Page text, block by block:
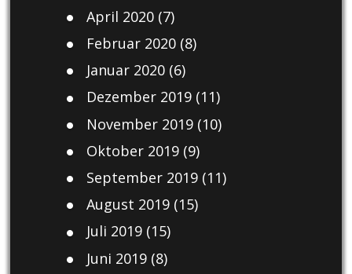
April 2020(7)
Februar 2020(8)
Januar 2020(6)
Dezember 2019(11)
November 2019(10)
Oktober 2019(9)
September 2019(11)
August 2019(15)
Juli 2019(15)
Juni 2019(8)